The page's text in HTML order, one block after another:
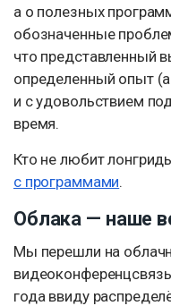
а о полезных
обозначенные
что представленный
определенный опыт
и с удовольствием
время.
Кто не любит
с программами.
Облака — наше
Мы перешли на
года ввиду